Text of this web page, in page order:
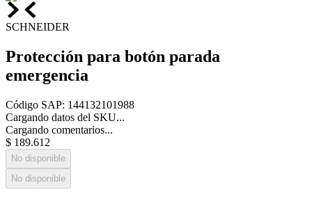
SCHNEIDER
Protección para botón parada
emergencia
Código SAP: 144132101988
Cargando datos del SKU...
Cargando comentarios...
$ 189.612
No disponible
No disponible